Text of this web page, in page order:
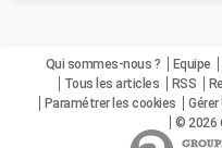
Qui sommes-nous ? Equipe
Tous les articles
RSS
Paramétrer les cookies
© 2026